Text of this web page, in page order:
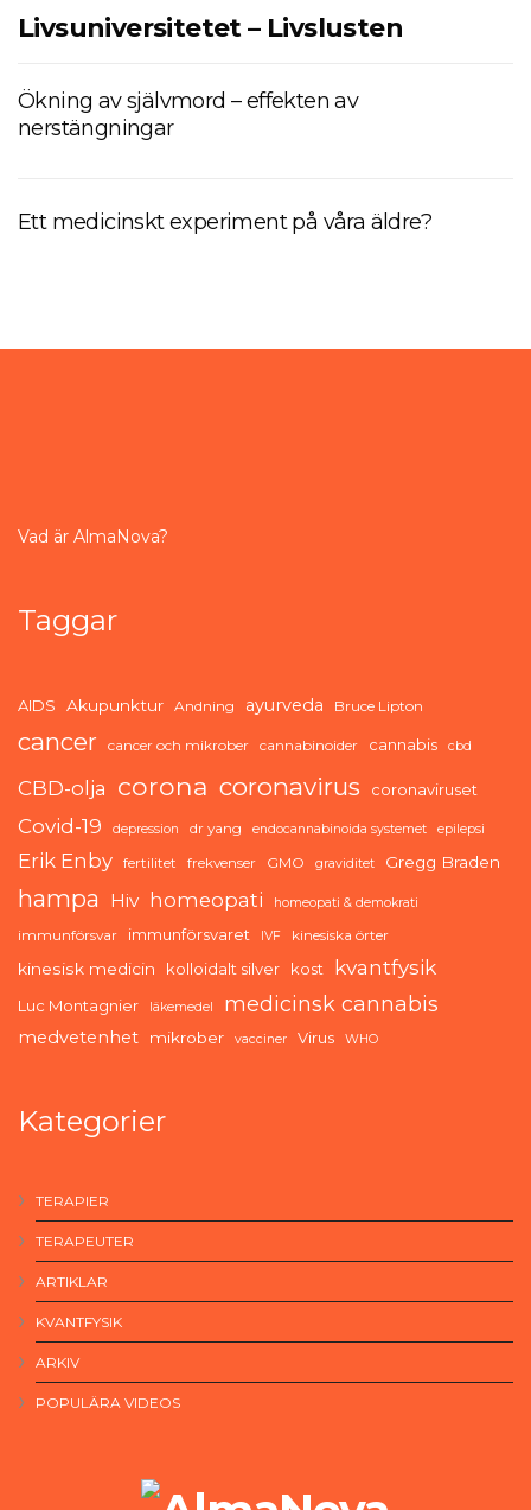
Livsuniversitetet – Livslusten
Ökning av självmord – effekten av
nerstängningar
Ett medicinskt experiment på våra äldre?
Vad är AlmaNova?
Taggar
AIDS Akupunktur Andning ayurveda Bruce Lipton
cancer cancer och mikrober cannabinoider cannabis cbd
CBD-olja corona coronavirus coronaviruset
Covid-19 depression dr yang endocannabinoida systemet epilepsi
Erik Enby fertilitet frekvenser GMO graviditet Gregg Braden
hampa Hiv homeopati homeopati & demokrati
immunförsvar immunförsvaret IVF kinesiska örter
kinesisk medicin kolloidalt silver kost kvantfysik
Luc Montagnier läkemedel medicinsk cannabis
medvetenhet mikrober vacciner Virus WHO
Kategorier
TERAPIER
TERAPEUTER
ARTIKLAR
KVANTFYSIK
ARKIV
POPULÄRA VIDEOS